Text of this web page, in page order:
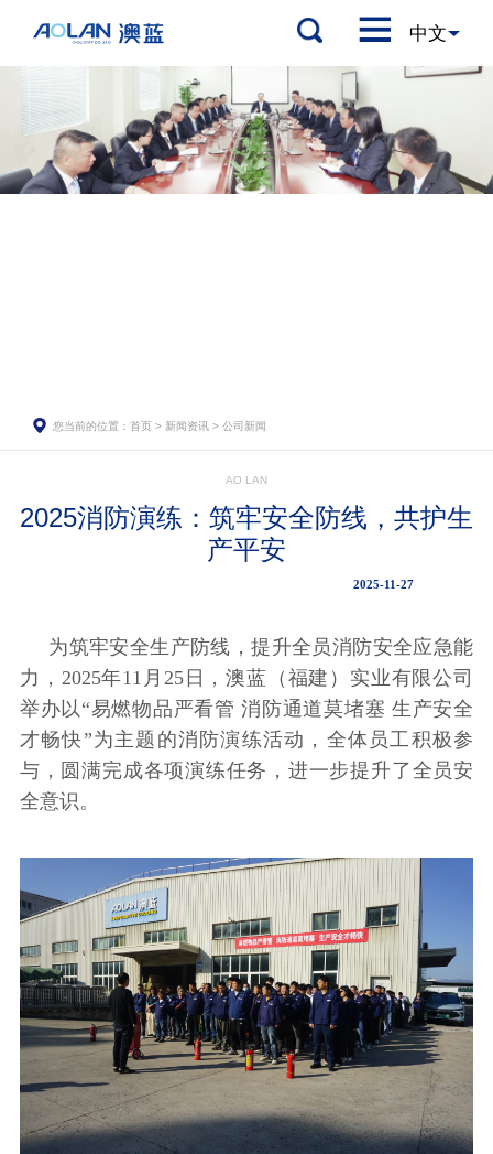
您当前的位置： 首页> 新闻资讯> 公司新闻
AO LAN
2025消防演练：筑牢安全防线，共护生
产平安
2025-11-27
为筑牢安全生产防线，提升全员消防安全应急能
力，2025年11月25日，澳蓝（福建）实业有限公司
举办以“易燃物品严看管 消防通道莫堵塞 生产安全
才畅快”为主题的消防演练活动，全体员工积极参
与，圆满完成各项演练任务，进一步提升了全员安
全意识。